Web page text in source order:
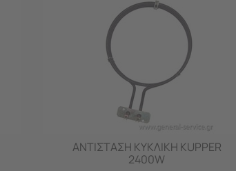
ΑΝΤΙΣΤΑΣΗ ΚΥΚΛΙΚΗ KUPPER
2400W